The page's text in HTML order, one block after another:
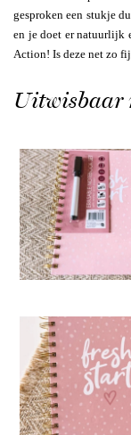
gesproken een stukje
en je doet er natuurlijk
Action! Is deze net zo
Uitwisbaar